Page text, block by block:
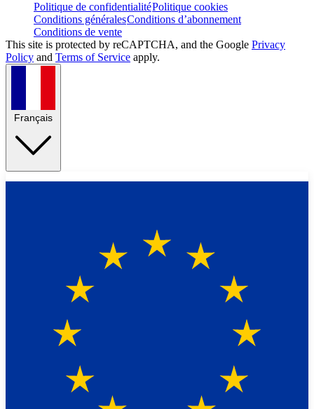
Politique de confidentialitéPolitique cookies
Conditions généralesConditions d’abonnement
Conditions de vente
This site is protected by reCAPTCHA, and the Google Privacy
Policy and Terms of Service apply.
Français